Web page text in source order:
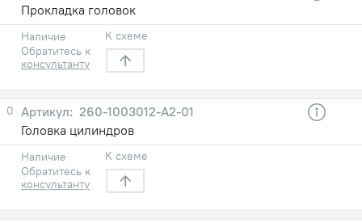
Прокладка головок
Наличие
Обратитесь к
консультанту
К схеме
0
260-1003012-А2-01
Головка цилиндров
Наличие
Обратитесь к
консультанту
К схеме